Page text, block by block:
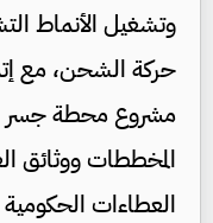
وتشغيل الأنماط
حركة الشحن، مع
مشروع محطة جسر
المخططات ووثائق
العطاءات